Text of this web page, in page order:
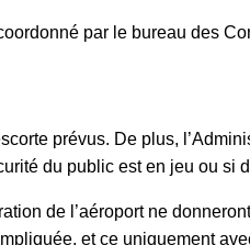
par le bureau des
prévus. De plus,
du public est en jeu ou si
de l’aéroport ne
et ce uniquement